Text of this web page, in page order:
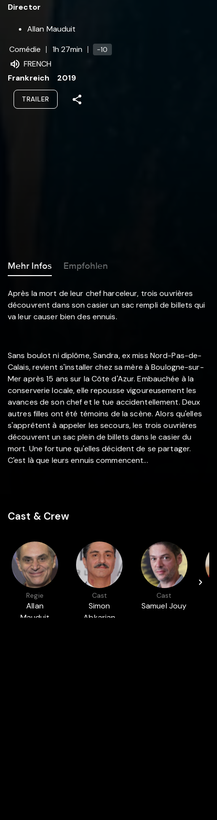
Director
Allan Mauduit
Comédie
1h 27min -10
FRENCH
Frankreich
2019
TRAILER
Mehr Infos Empfohlen
Après la mort de leur chef harceleur, trois ouvrières
découvrent dans son casier un sac rempli de billets qui
va leur causer bien des ennuis.
Sans boulot ni diplôme, Sandra, ex miss Nord-Pas-de-
Calais, revient s'installer chez sa mère à Boulogne-sur-
Mer après 15 ans sur la Côte d'Azur. Embauchée à la
conserverie locale, elle repousse vigoureusement les
avances de son chef et le tue accidentellement. Deux
autres filles ont été témoins de la scène. Alors qu'elles
s'apprêtent à appeler les secours, les trois ouvrières
découvrent un sac plein de billets dans le casier du
mort. Une fortune qu'elles décident de se partager.
C'est là que leurs ennuis commencent...
Cast & Crew
Regie
Allan
Mauduit
Cast
Simon
Abkarian
Cast
Samuel Jouy